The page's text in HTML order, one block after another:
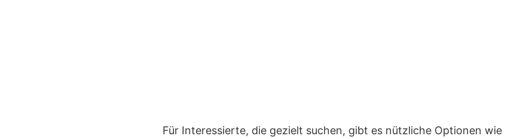
Für Interessierte, die gezielt suchen, gibt es nützliche Optionen wie